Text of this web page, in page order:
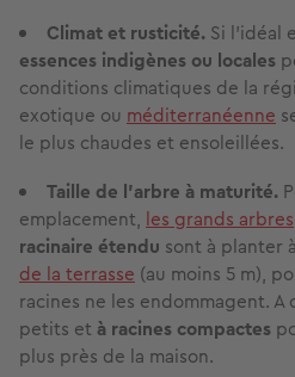
Climat et rusticité. Si l’idéal
essences indigènes ou locales
conditions climatiques de la
exotique ou méditerranéenne
le plus chaudes et ensoleillées.
Taille de l’arbre à maturité.
emplacement, les grands arbres
racinaire étendu sont à planter
de la terrasse (au moins 5 m),
racines ne les endommagent.
petits et à racines compactes
plus près de la maison.